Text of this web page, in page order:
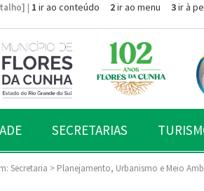
| 1 ir ao conteúdo 2ir ao menu 3ir à
SECRETARIAS
Secretaria > Planejamento, Urbanismo e Meio